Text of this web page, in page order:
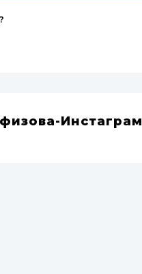
Инстаграм